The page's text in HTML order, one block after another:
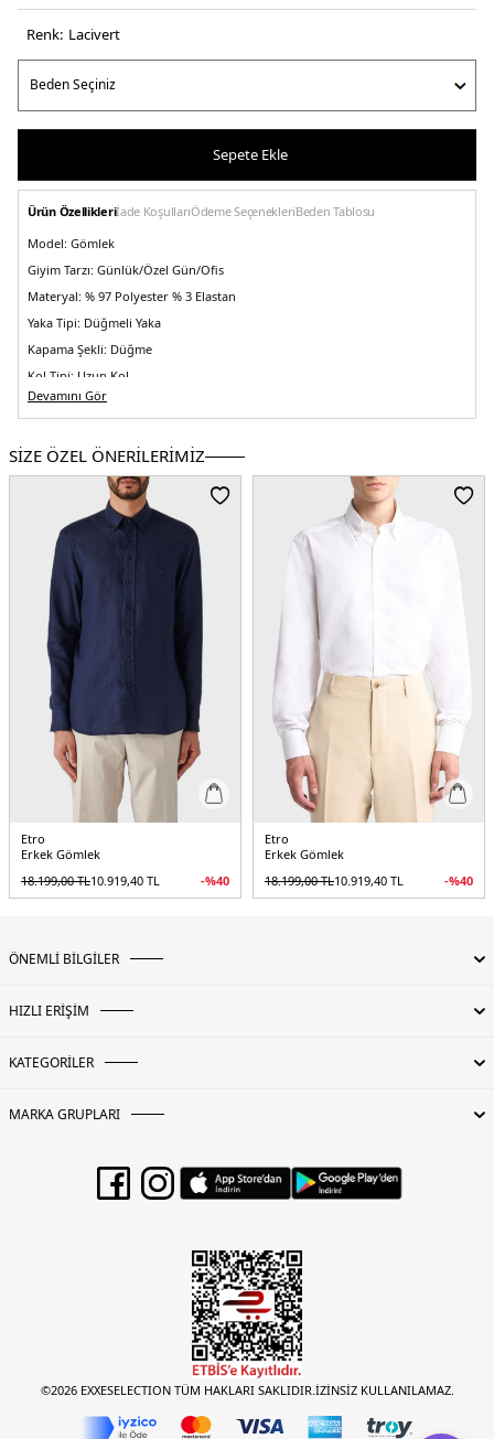
Renk: laci̇vert
Sepete Ekle
Ürün Özellikleriİade KoşullarıÖdeme SeçenekleriBeden Tablosu
Model: Gömlek
Giyim Tarzı: Günlük/Özel Gün/Ofis
Materyal: % 97 Polyester % 3 Elastan
Yaka Tipi: Düğmeli Yaka
Kapama Şekli: Düğme
Kol Tipi: Uzun Kol
Kalıp Bilgisi:Regular Fit
Beden : M
Menşei:İtalya
5DY1MRIB0006AV607B0339.12
Devamını Gör
SİZE ÖZEL ÖNERİLERİMİZ
Etro
Erkek Gömlek
18.199,00TL10.919,40 TL -%40
Etro
Erkek Gömlek
18.199,00TL10.919,40 TL -%40
ÖNEMLİ BİLGİLER
HIZLI ERİŞİM
KATEGORİLER
MARKA GRUPLARI
©2026 EXXESELECTION TÜM HAKLARI SAKLIDIR.İZİNSİZ KULLANILAMAZ.